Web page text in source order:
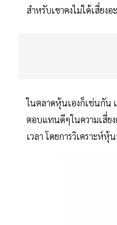
สำหรับเขาคงไม่ได้เสี่ยงอ
ในตลาดหุ้นเองก็เช่นกัน
ตอบแทนดีๆในความเสี่ย
เวลา โดยการวิเคราะห์